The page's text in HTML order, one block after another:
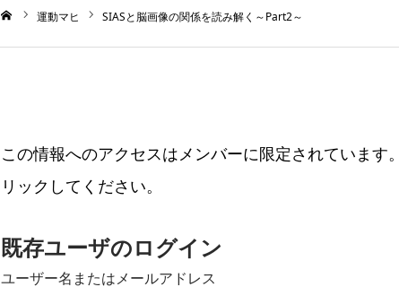
運動マヒ SIASと脳画像の関係を読み解く～Part2～
この情報へのアクセスはメンバーに限定されていま
リックしてください。
既存ユーザのログイン
ユーザー名またはメールアドレス